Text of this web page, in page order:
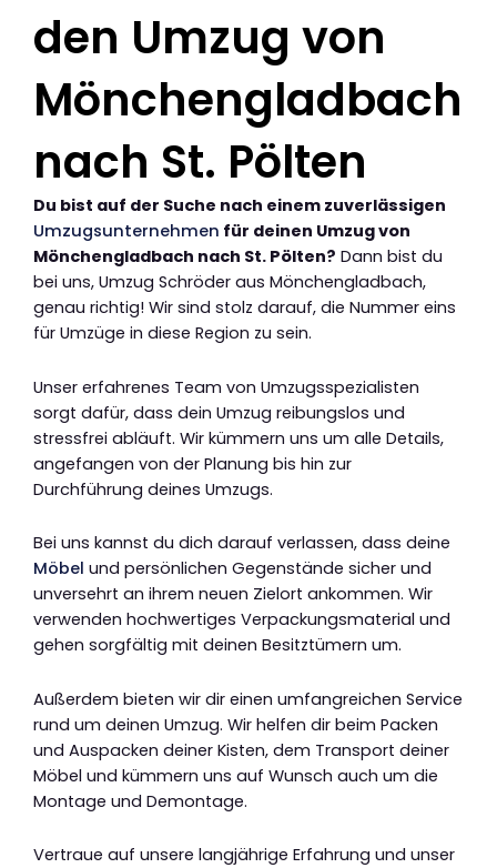
den Umzug von
Mönchengladbach
nach St. Pölten
Du bist auf der Suche nach einem zuverlässigen
Umzugsunternehmen für deinen Umzug von
Mönchengladbach nach St. Pölten? Dann bist du
bei uns, Umzug Schröder aus Mönchengladbach,
genau richtig! Wir sind stolz darauf, die Nummer eins
für Umzüge in diese Region zu sein.
Unser erfahrenes Team von Umzugsspezialisten
sorgt dafür, dass dein Umzug reibungslos und
stressfrei abläuft. Wir kümmern uns um alle Details,
angefangen von der Planung bis hin zur
Durchführung deines Umzugs.
Bei uns kannst du dich darauf verlassen, dass deine
Möbel und persönlichen Gegenstände sicher und
unversehrt an ihrem neuen Zielort ankommen. Wir
verwenden hochwertiges Verpackungsmaterial und
gehen sorgfältig mit deinen Besitztümern um.
Außerdem bieten wir dir einen umfangreichen Service
rund um deinen Umzug. Wir helfen dir beim Packen
und Auspacken deiner Kisten, dem Transport deiner
Möbel und kümmern uns auf Wunsch auch um die
Montage und Demontage.
Vertraue auf unsere langjährige Erfahrung und unser